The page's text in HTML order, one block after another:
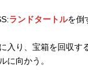
ランドタートルを倒
入り、宝箱を回収す
に向かう。